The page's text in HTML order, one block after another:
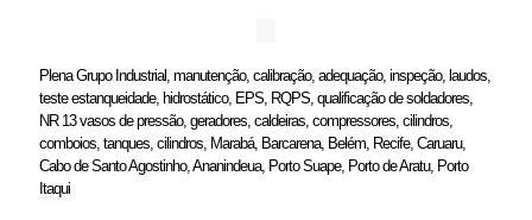
Plena Grupo Industrial, manutenção, calibração, adequação, inspeção, laudos,
teste estanqueidade, hidrostático, EPS, RQPS, qualificação de soldadores,
NR 13 vasos de pressão, geradores, caldeiras, compressores, cilindros,
comboios, tanques, cilindros, Marabá, Barcarena, Belém, Recife, Caruaru,
Cabo de Santo Agostinho, Ananindeua, Porto Suape, Porto de Aratu, Porto
Itaqui